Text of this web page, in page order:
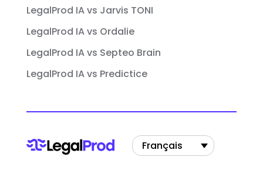
LegalProd IA vs Jarvis TONI
LegalProd IA vs Ordalie
LegalProd IA vs Septeo Brain
LegalProd IA vs Predictice
Français